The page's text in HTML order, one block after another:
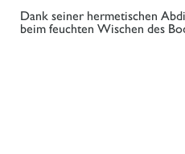
Dank seiner hermetischen
beim feuchten Wischen des